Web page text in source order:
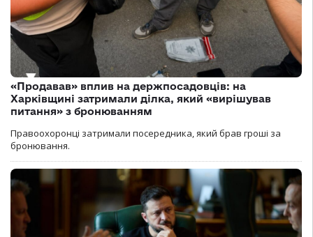
«Продавав» вплив на держпосадовців: на
Харківщині затримали ділка, який «вирішував
питання» з бронюванням
Правоохоронці затримали посередника, який брав гроші за
бронювання.